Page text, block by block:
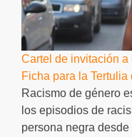
Cartel de invitación a
Ficha para la
Racismo de género
los episodios de
persona negra